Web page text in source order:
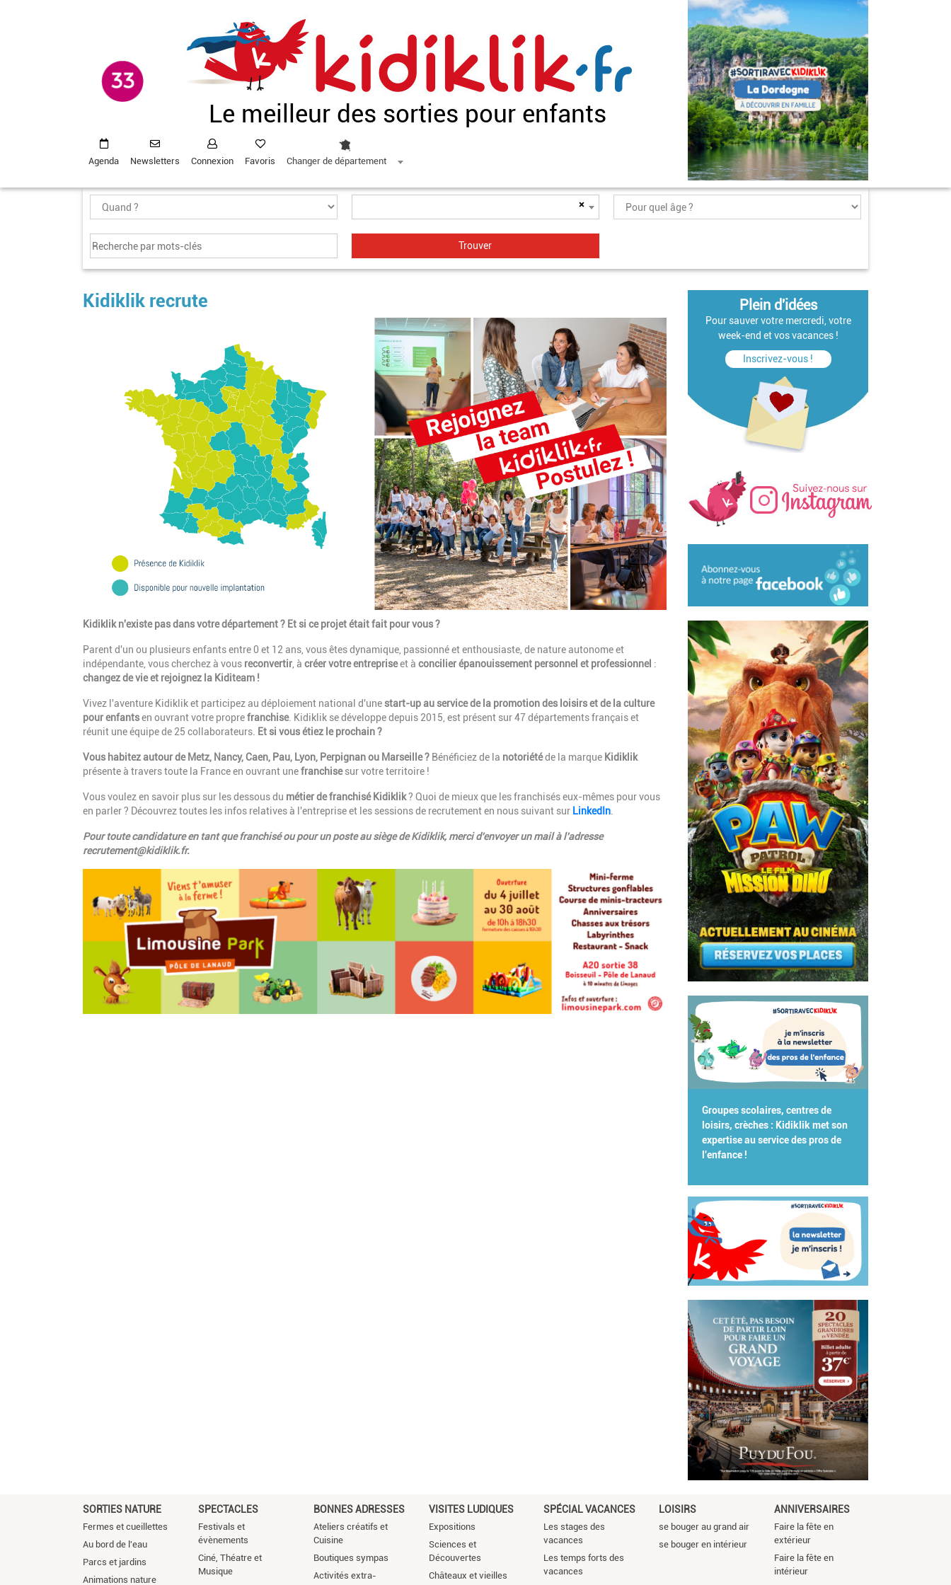
Le meilleur des sorties pour enfants
Agenda Newsletters Connexion Favoris Changer de département
×
Kidiklik recrute
Kidiklik n'existe pas dans votre département ? Et si ce projet était fait pour vous ?
Parentd'un ou plusieurs enfants entre 0 et 12 ans, vous êtes dynamique, passionné et enthousiaste, de nature autonome et
indépendante, vous cherchez à vous reconvertir , à créer votre entrepriseet à concilier épanouissement personnel et professionnel :
changez de vie et rejoignez la Kiditeam !
Vivez l'aventure Kidiklik et participez au déploiement national d'unestart-up au service de la promotion des loisirs et de la culture
pour enfantsen ouvrant votre proprefranchise. Kidiklik se développe depuis 2015, est présent sur 47 départements français et
réunit une équipe de 25 collaborateurs. Et si vous étiez le prochain ?
Vous habitez autour de Metz, Nancy, Caen, Pau, Lyon, Perpignan ou Marseille ? Bénéficiez de la notoriétéde la marque Kidiklik
présente à travers toute la France en ouvrant unefranchisesur votre territoire !
Vous voulez en savoir plus sur les dessous du métier de franchisé Kidiklik? Quoi de mieux que les franchisés eux-mêmes pour vous
en parler ? Découvrez toutes les infos relatives à l'entreprise et les sessions de recrutement en nous suivant sur LinkedIn
Pour toute candidature en tant que franchisé ou pour un poste au siège de Kidiklik, merci d'envoyer un mail à l'adresse
recrutement@kidiklik.fr.
Plein d'idées
Pour sauver votre mercredi, votre
week-end et vos vacances !
Inscrivez-vous !
Groupes scolaires, centres de
loisirs, crèches : Kidiklik met son
expertise au service des pros de
l'enfance !
SORTIES NATURE
Fermes et cueillettes
Au bord de l'eau
Parcs et jardins
Animations nature
SPECTACLES
Festivals et
évènements
Ciné, Théatre et
Musique
BONNES ADRESSES
Ateliers créatifs et
Cuisine
Boutiques sympas
Activités extra-
VISITES LUDIQUES
Expositions
Sciences et
Découvertes
Châteaux et vieilles
SPÉCIAL VACANCES
Les stages des
vacances
Les temps forts des
vacances
LOISIRS
se bouger au grand air
se bouger en intérieur
ANNIVERSAIRES
Faire la fête en
extérieur
Faire la fête en
intérieur